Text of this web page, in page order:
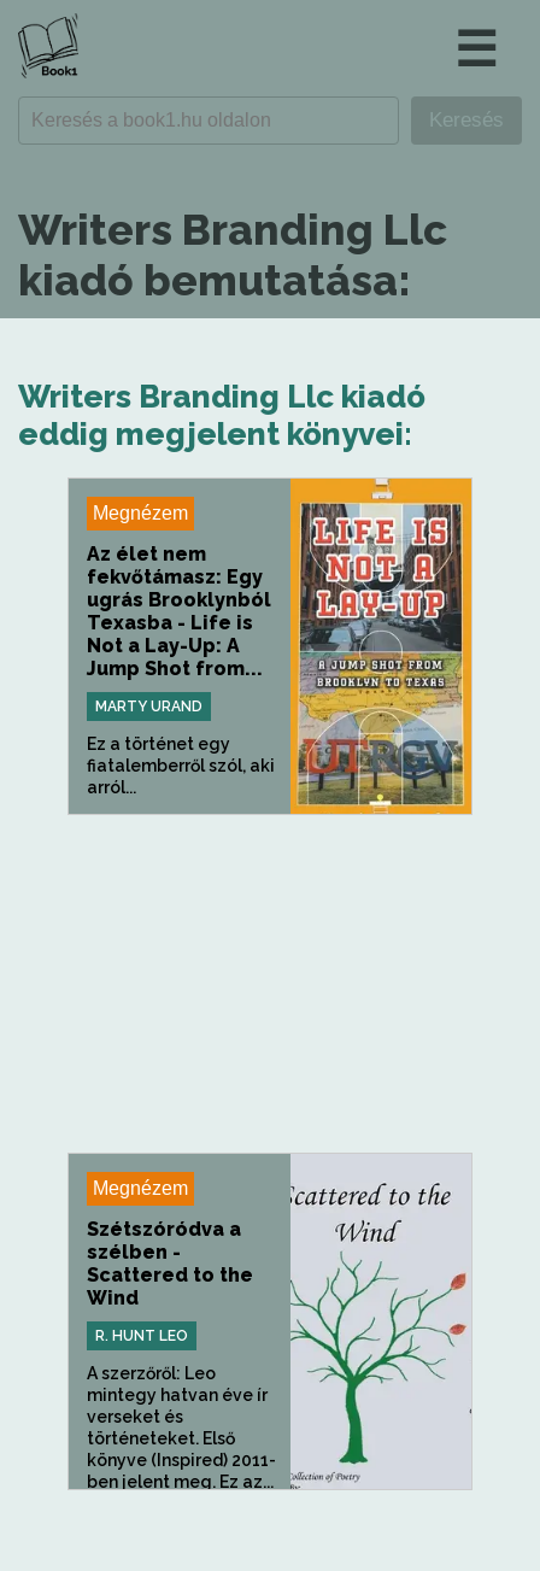
☰
Writers Branding Llc
kiadó bemutatása:
Writers Branding Llc kiadó
eddig megjelent könyvei:
Megnézem
Az élet nem
fekvőtámasz: Egy
ugrás Brooklynból
Texasba - Life is
Not a Lay-Up: A
Jump Shot from...
MARTY URAND
Ez a történet egy
fiatalemberről szól, aki
arról...
Megnézem
Szétszóródva a
szélben -
Scattered to the
Wind
R. HUNT LEO
A szerzőről: Leo
mintegy hatvan éve ír
verseket és
történeteket. Első
könyve (Inspired) 2011-
ben jelent meg. Ez az...